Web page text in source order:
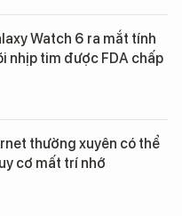
Watch 6 ra mắt tính
nhịp tim được FDA chấp
thường xuyên có thể
cơ mất trí nhớ